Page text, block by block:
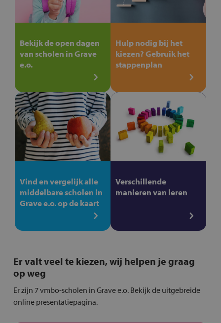
Bekijk de open dagen
van scholen in Grave
e.o.
Hulp nodig bij het
kiezen? Gebruik het
stappenplan
Vind en vergelijk alle
middelbare scholen in
Grave e.o. op de kaart
Verschillende
manieren van leren
Er valt veel te kiezen, wij helpen je graag
op weg
Er zijn 7 vmbo-scholen in Grave e.o. Bekijk de uitgebreide
online presentatiepagina.